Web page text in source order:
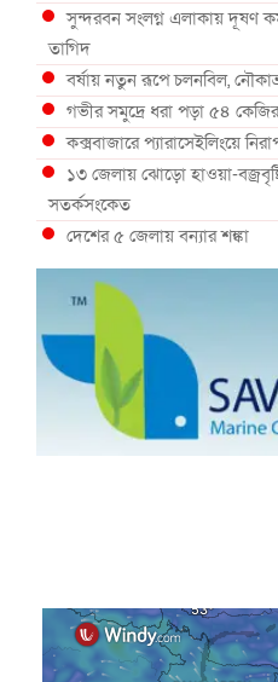
সুন্দরবন সংলগ্ন এলাকায় দূষণ
তাগিদ
বর্ষায় নতুন রূপে চলনবিল,
গভীর সমুদ্রে ধরা পড়া ৫৪
কক্সবাজারে প্যারাসেইলিংয়ে
১৩ জেলায় ঝোড়ো হাওয়া-
সতর্কসংকেত
দেশের ৫ জেলায় বন্যার শঙ্কা
দেশের বিভিন্ন অঞ্চলে
আগস্টে টানা বৃষ্টি ও বন্যার
স্বস্তি ও শঙ্কার পূর্বাভাস দিল